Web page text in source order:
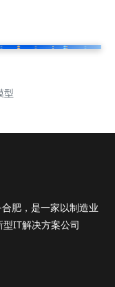
型
肥，是一家以制造业
IT解决方案公司